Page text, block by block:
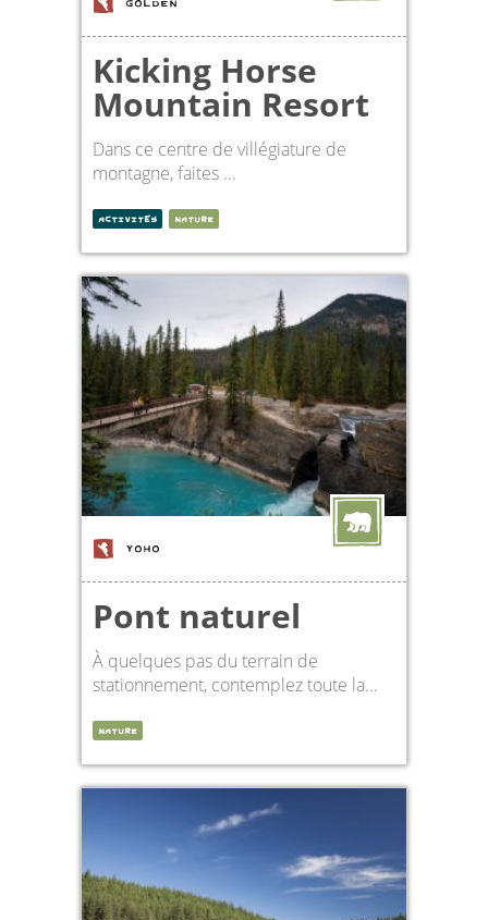
Kicking Horse
Mountain Resort
Dans ce centre de villégiature de
montagne, faites ...
ACTIVITÉS NATURE
YOHO
Pont naturel
À quelques pas du terrain de
stationnement, contemplez toute la...
NATURE